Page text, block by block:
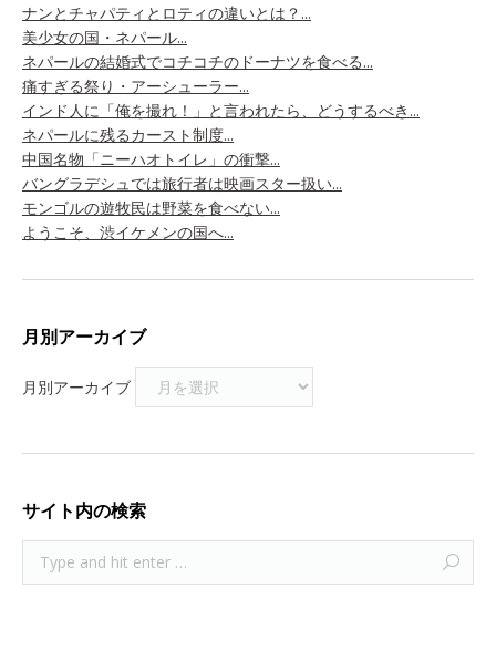
ナンとチャパティとロティの違いとは？...
美少女の国・ネパール...
ネパールの結婚式でコチコチのドーナツを食べる...
痛すぎる祭り・アーシューラー...
インド人に「俺を撮れ！」と言われたら、どうするべき...
ネパールに残るカースト制度...
中国名物「ニーハオトイレ」の衝撃...
バングラデシュでは旅行者は映画スター扱い...
モンゴルの遊牧民は野菜を食べない...
ようこそ、渋イケメンの国へ...
月別アーカイブ
月別アーカイブ
サイト内の検索